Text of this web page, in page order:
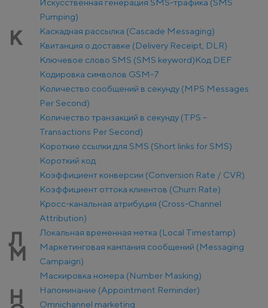
Искусственная генерация SMS-трафика (SMS
Pumping)
К
Каскадная рассылка (Cascade Messaging)
Квитанция о доставке (Delivery Receipt, DLR)
Ключевое слово SMS (SMS keyword)Код DEF
Кодировка символов GSM-7
Количество сообщений в секунду (MPS Messages
Per Second)
Количество транзакций в секунду (TPS –
Transactions Per Second)
Короткие ссылки для SMS (Short links for SMS)
Короткий код
Коэффициент конверсии (Conversion Rate / CVR)
Коэффициент оттока клиентов (Churn Rate)
Кросс-канальная атрибуция (Cross-Channel
Attribution)
Л Локальная временная метка (Local Timestamp)
М
Маркетинговая кампания сообщений (Messaging
Campaign)
Маскировка номера (Number Masking)
Н Напоминание (Appointment Reminder)
Оmnichannel marketing